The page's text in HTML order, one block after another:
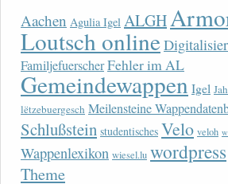
Aachen Agulia Igel ALGH
Loutsch online
FamiljefuerscherFehler im AL
Gemeindewappen Igel
lëtzebuergesch Meilensteine
Schlußstein studentisches Velo veloh
Wappenlexikon wiesel.lu wordpress
Theme